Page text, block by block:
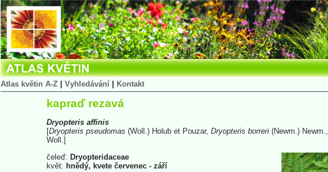
Atlas květin A-Z Vyhledávání Kontakt
kapraď rezavá
Dryopteris affinis
[Dryopteris pseudomas (Woll.) Holub et Pouzar, Dryopteris borreri (Newm.) Newm.,
Woll.]
čeleď: Dryopteridaceae
květ: hnědý, kvete červenec - září